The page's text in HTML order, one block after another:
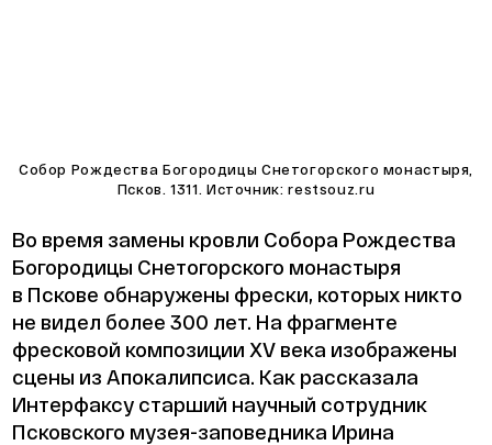
Собор Рождества Богородицы Снетогорского монастыря,
Псков. 1311. Источник: restsouz.ru
Во время замены кровли Собора Рождества
Богородицы Снетогорского монастыря
в Пскове обнаружены фрески, которых никто
не видел более 300 лет. На фрагменте
фресковой композиции XV века изображены
сцены из Апокалипсиса. Как рассказала
Интерфаксу старший научный сотрудник
Псковского музея-заповедника Ирина